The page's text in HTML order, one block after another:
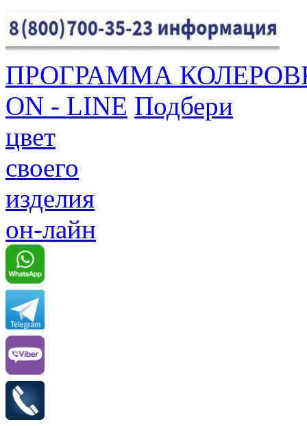
ПРОГРАММА
ON - LINE Подбери
цвет
своего
изделия
он-лайн